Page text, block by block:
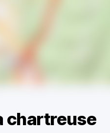
chartreuse